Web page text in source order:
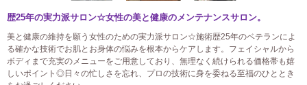
歴25年の実力派サロン☆女性の美と健康のメンテナンスサロン。
美と健康の維持を願う女性のための実力派サロン☆施術歴25年のベテランによ
る確かな技術でお肌とお身体の悩みを根本からケアします。フェイシャルから
ボディまで充実のメニューをご用意しており、無理なく続けられる価格帯も嬉
しいポイント◎日々の忙しさを忘れ、プロの技術に身を委ねる至福のひととき